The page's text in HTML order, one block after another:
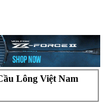
Lông Việt Nam